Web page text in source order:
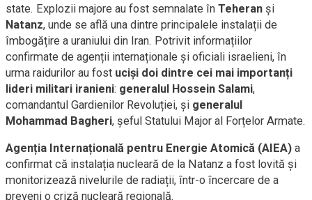
state. Explozii majore au fost semnalate în Teheran și
Natanz, unde se află una dintre principalele instalații de
îmbogățire a uraniului din Iran. Potrivit informațiilor
confirmate de agenții internaționale și oficiali israelieni, în
urma raidurilor au fost uciși doi dintre cei mai importanți
lideri militari iranieni: generalul Hossein Salami,
comandantul Gardienilor Revoluției, și generalul
Mohammad Bagheri, șeful Statului Major al Forțelor Armate.
Agenția Internațională pentru Energie Atomică (AIEA) a
confirmat că instalația nucleară de la Natanz a fost lovită și
monitorizează nivelurile de radiații, într-o încercare de a
preveni o criză nucleară regională.